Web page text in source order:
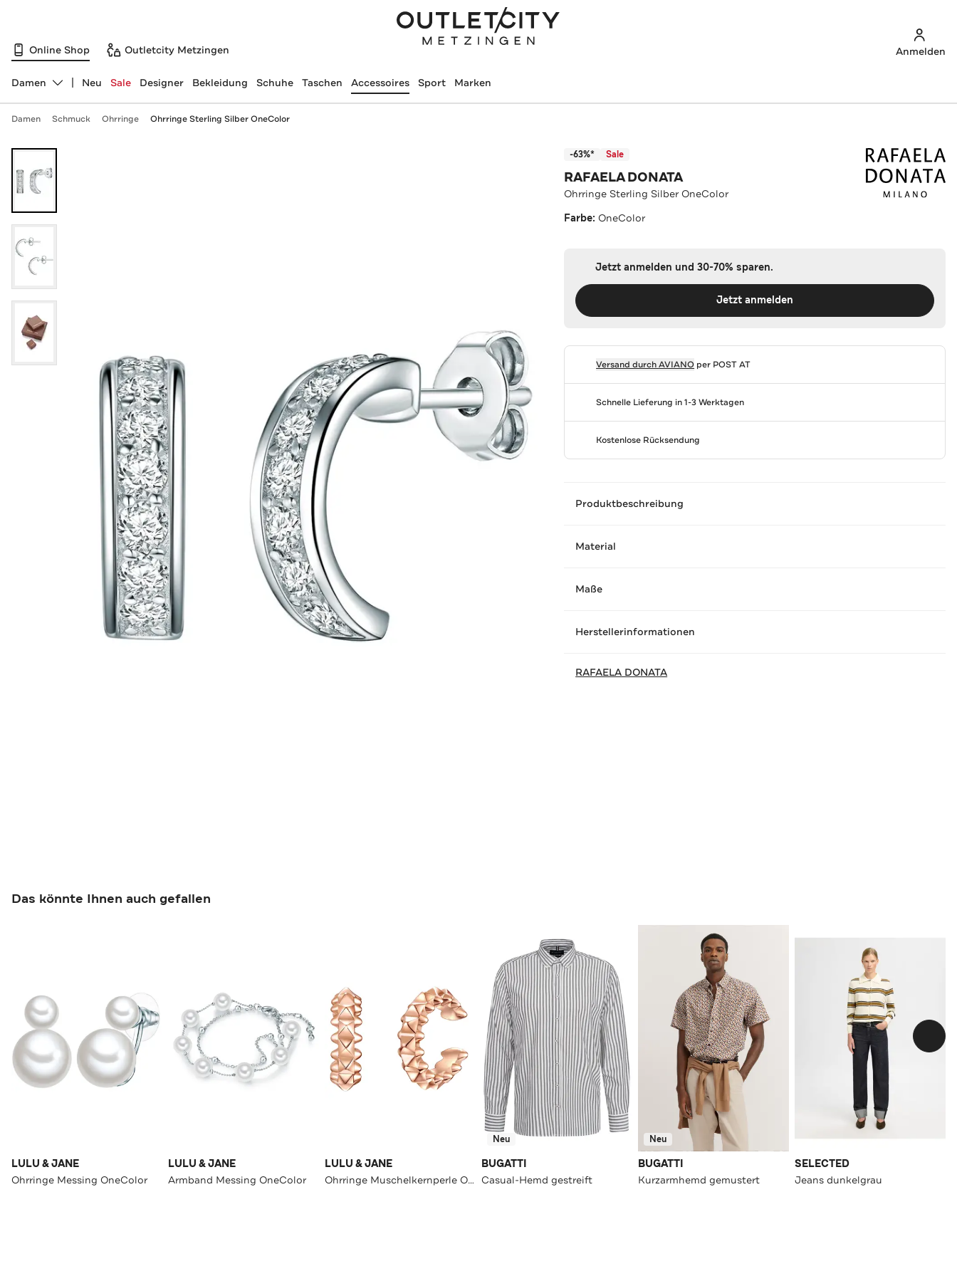
Online Shop Outletcity Metzingen Anmelden
Abteilung ändern, ausgewählt:
Damen Neu Sale Designer Bekleidung Schuhe Taschen Accessoires Sport Marken
Damen Schmuck Ohrringe Ohrringe Sterling Silber OneColor
-63%* Sale
RAFAELA DONATA
Ohrringe Sterling Silber OneColor
Farbe: OneColor
Jetzt anmelden und 30-70% sparen.
Jetzt anmelden
Versand durchAVIANO per POST AT
Schnelle Lieferung in 1-3 Werktagen
Kostenlose Rücksendung
Produktbeschreibung
Material
Maße
Herstellerinformationen
RAFAELA DONATA
Das könnte Ihnen auch gefallen
LULU & JANE
Ohrringe Messing OneColor
LULU & JANE
Armband Messing OneColor
LULU & JANE
Ohrringe Muschelkernperle OneColor
Neu
BUGATTI
Casual-Hemd gestreift
Neu
BUGATTI
Kurzarmhemd gemustert
SELECTED
Jeans dunkelgrau